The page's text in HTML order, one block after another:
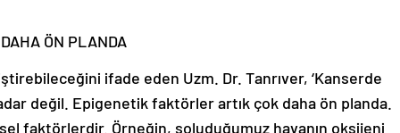
ÖN PLANDA
ifade eden Uzm. Dr. Tanrıver, ‘Kanserde
değil. Epigenetik faktörler artık çok daha ön planda.
faktörlerdir. Örneğin, soluduğumuz havanın oksijeni